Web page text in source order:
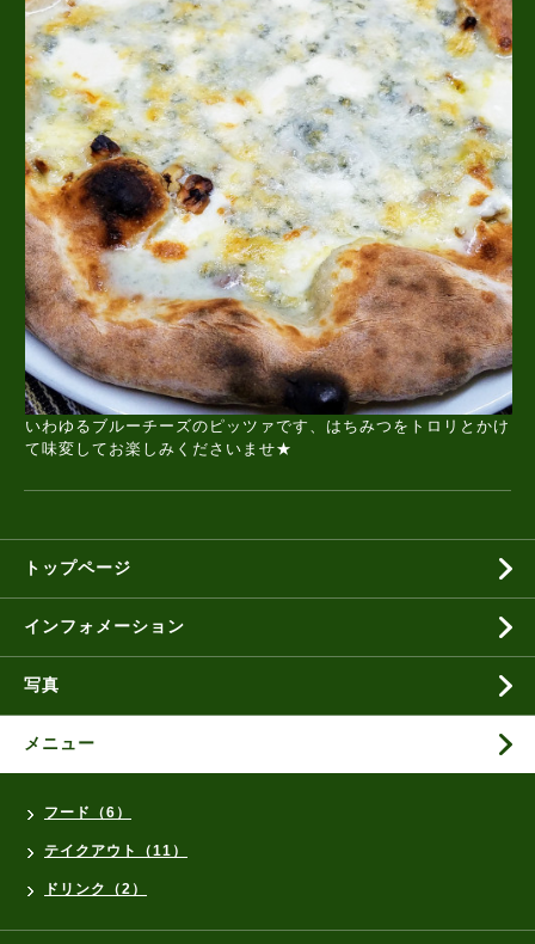
いわゆるブルーチーズのピッツァです、はちみつをトロリとかけ
て味変してお楽しみくださいませ★
トップページ
インフォメーション
写真
メニュー
フード（6）
テイクアウト（11）
ドリンク（2）